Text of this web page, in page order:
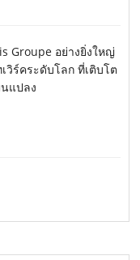
Groupe อย่างยิ่งใหญ่
วิร์คระดับโลก ที่เติบโต
แปลง